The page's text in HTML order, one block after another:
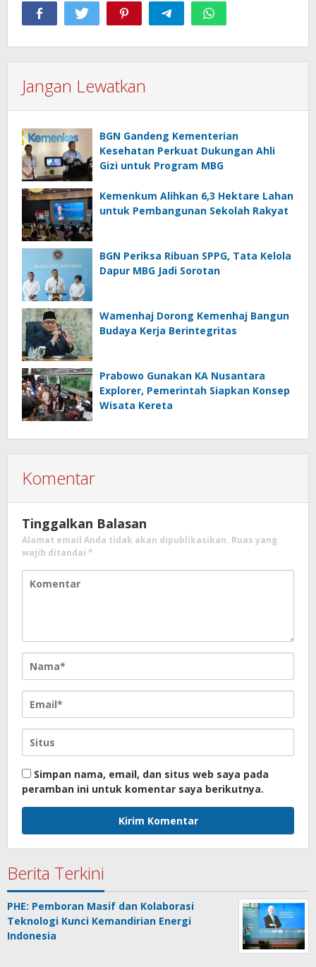
Jangan Lewatkan
BGN Gandeng Kementerian
Kesehatan Perkuat Dukungan Ahli
Gizi untuk Program MBG
Kemenkum Alihkan 6,3 Hektare Lahan
untuk Pembangunan Sekolah Rakyat
BGN Periksa Ribuan SPPG, Tata Kelola
Dapur MBG Jadi Sorotan
Wamenhaj Dorong Kemenhaj Bangun
Budaya Kerja Berintegritas
Prabowo Gunakan KA Nusantara
Explorer, Pemerintah Siapkan Konsep
Wisata Kereta
Komentar
Tinggalkan Balasan
Alamat email Anda tidak akan dipublikasikan. Ruas yang
wajib ditandai *
Simpan nama, email, dan situs web saya pada
peramban ini untuk komentar saya berikutnya.
Berita Terkini
PHE: Pemboran Masif dan Kolaborasi
Teknologi Kunci Kemandirian Energi
Indonesia